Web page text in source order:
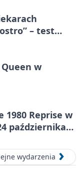
– test
Queen w
1980 Reprise w
października
wydarzenia